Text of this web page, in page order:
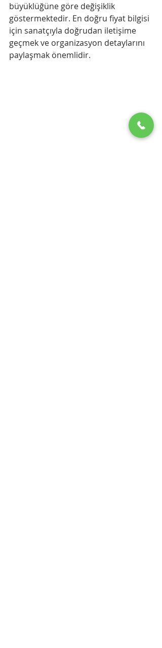
büyüklüğüne göre değişiklik
göstermektedir. En doğru fiyat bilgisi
için sanatçıyla doğrudan iletişime
geçmek ve organizasyon detaylarını
paylaşmak önemlidir.